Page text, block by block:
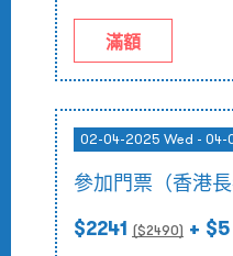
滿額
02-04-2025 Wed - 04-
參加門票（香港長
$2241 ($2490) + $5